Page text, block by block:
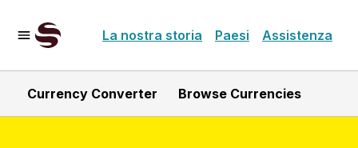
La nostra storia Paesi Assistenza
Currency Converter Browse Currencies